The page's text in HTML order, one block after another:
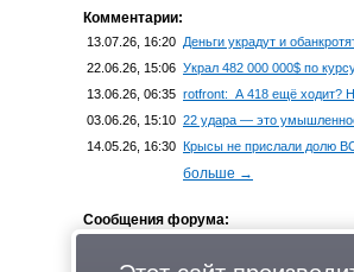
Комментарии:
13.07.26, 16:20 Деньги украдут и
22.06.26, 15:06 Украл 482 000 000$ по
13.06.26, 06:35 rotfront: А 418 ещё ходит?
03.06.26, 15:10 22 удара — это
14.05.26, 16:30 Крысы не прислали долю
больше →
Сообщения форума: